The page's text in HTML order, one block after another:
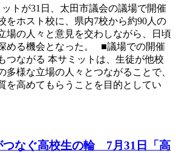
トが31日、太田市議会の議場で開催
をホスト校に、県内7校から約90人の
場の人々と意見を交わしながら、日頃
める機会となった。 ■議場での開催
つながる 本サミットは、生徒が他校
多様な立場の人々とつながることで、
を高めてもらうことを目的としてい
つなぐ高校生の輪 7月31日「高